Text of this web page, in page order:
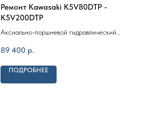
Ремонт Kawasaki K5V80DTP -
K5V200DTP
Аксиально-поршневой гидравлический
89 400 р.
ПОДРОБНЕЕ